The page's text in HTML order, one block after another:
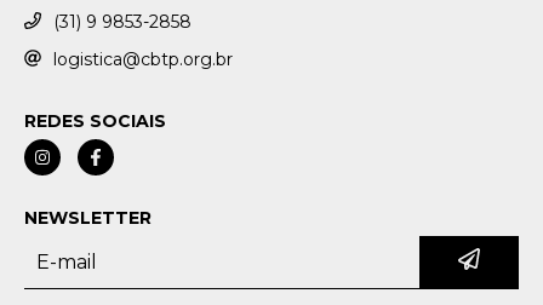
(31) 9 9853-2858
logistica@cbtp.org.br
REDES SOCIAIS
NEWSLETTER